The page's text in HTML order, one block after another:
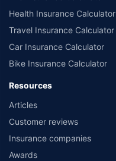
Health Insurance Calculator
Travel Insurance Calculator
Car Insurance Calculator
Bike Insurance Calculator
Resources
Articles
Customer reviews
Insurance companies
Awards